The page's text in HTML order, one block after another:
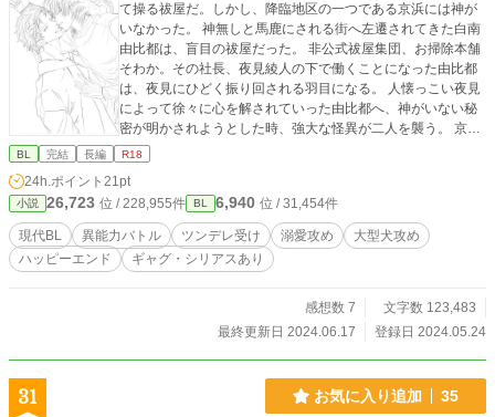
て操る祓屋だ。しかし、降臨地区の一つである京浜には神が
いなかった。 神無しと馬鹿にされる街へ左遷されてきた白南
由比都は、盲目の祓屋だった。 非公式祓屋集団、お掃除本舗
そわか。その社長、夜見綾人の下で働くことになった由比都
は、夜見にひどく振り回される羽目になる。 人懐っこい夜見
によって徐々に心を解されていった由比都へ、神がいない秘
密が明かされようとした時、強大な怪異が二人を襲う。 京浜
地区で多発する、過去にない怪異の異常行動。解決の鍵を握
天気大型犬攻め×流され系毒舌ツンデレ美人受け 狭い世界の
中、私の世界の輪郭は貴方だった。 バトルBL小説企画作品
ハッピーエンド保証 ギャグ要素あり すれ違いあり 濡れ場は
最後の方 よろしくお願いします。
BL 完結 長編 R18
24h.ポイント 21pt
小説 26,723 位 / 228,955件 BL 6,940 位 / 31,454件
現代BL 異能力バトル ツンデレ受け 溺愛攻め
大型犬攻め
ハッピーエンド
ギャグ・シリアスあり
感想数 7
文字数 123,483
最終更新日 2024.06.17
登録日 2024.05.24
31 お気に入り追加 35